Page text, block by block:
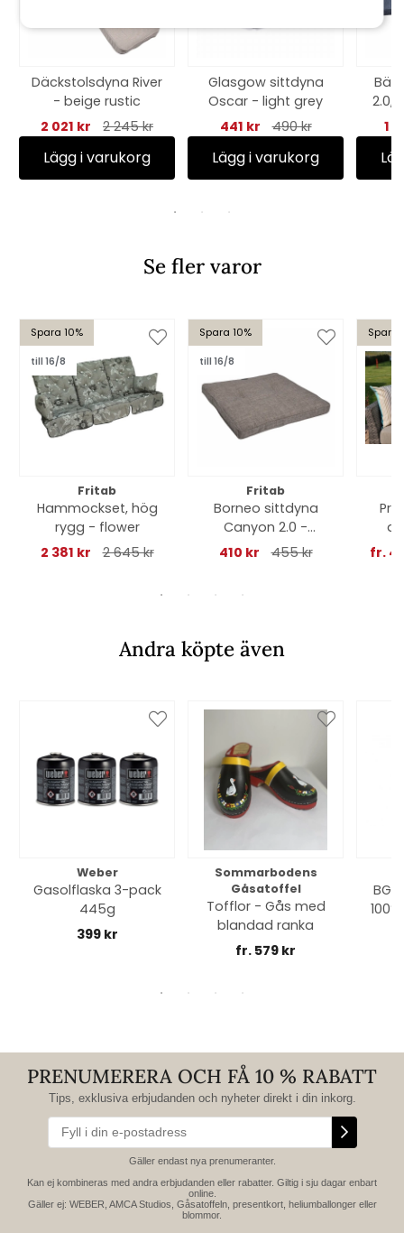
Däckstolsdyna River
- beige rustic
2 021 kr
2 245 kr
Lägg i varukorg
Glasgow sittdyna
Oscar - light grey
441 kr
490 kr
Lägg i varukorg
2.0,
1
Se fler varor
Spara 10%
till 16/8
Fritab
Hammockset, hög
rygg - flower
2 381 kr
2 645 kr
Spara 10%
till 16/8
Fritab
Borneo sittdyna
Canyon 2.0 -
kastanj
410 kr 455 kr
Spara
fr.
Andra köpte även
Weber
Gasolflaska 3-pack
445g
399 kr
Sommarbodens
Gåsatoffel
Tofflor - Gås med
blandad ranka
fr. 579 kr
PRENUMERERA OCH FÅ 10 % RABATT
Tips, exklusiva erbjudanden och nyheter direkt i din inkorg.
Gäller endast nya prenumeranter.
Kan ej kombineras med andra erbjudanden eller rabatter. Giltig i sju dagar enbart
online.
Gäller ej: WEBER, AMCA Studios, Gåsatoffeln, presentkort, heliumballonger eller
blommor.